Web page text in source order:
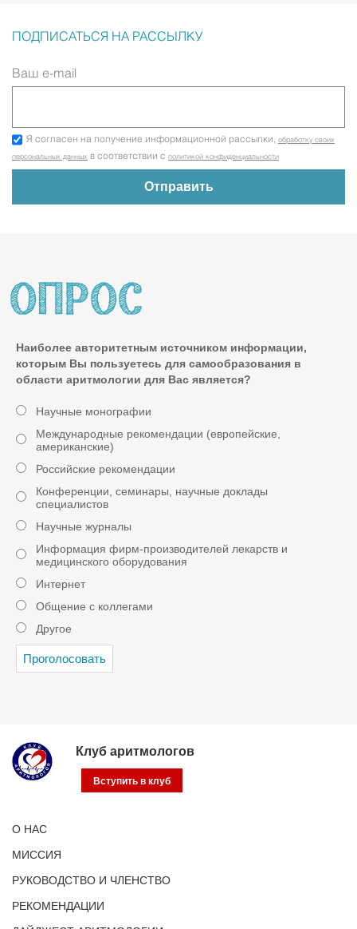
ПОДПИСАТЬСЯ НА РАССЫЛКУ
Ваш e-mail
Я согласен на получение информационной рассылки, обработку своих
персональных данных в соответствии с политикой конфиденциальности
Наиболее авторитетным источником информации,
которым Вы пользуетесь для самообразования в
области аритмологии для Вас является?
Научные монографии
Международные рекомендации (европейские,
американские)
Российские рекомендации
Конференции, семинары, научные доклады
специалистов
Научные журналы
Информация фирм-производителей лекарств и
медицинского оборудования
Интернет
Общение с коллегами
Другое
Клуб аритмологов
Вступить в клуб
О НАС
МИССИЯ
РУКОВОДСТВО И ЧЛЕНСТВО
РЕКОМЕНДАЦИИ